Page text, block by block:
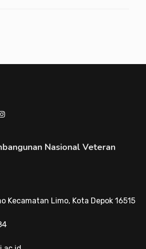
Nasional Veteran
Kecamatan Limo, Kota Depok 16515